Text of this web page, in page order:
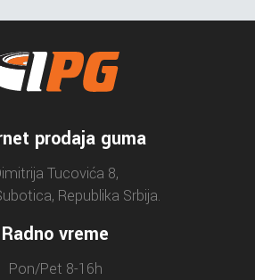
prodaja guma
Tucovića 8,
Republika Srbija.
Radno vreme
Pon/Pet 8-16h